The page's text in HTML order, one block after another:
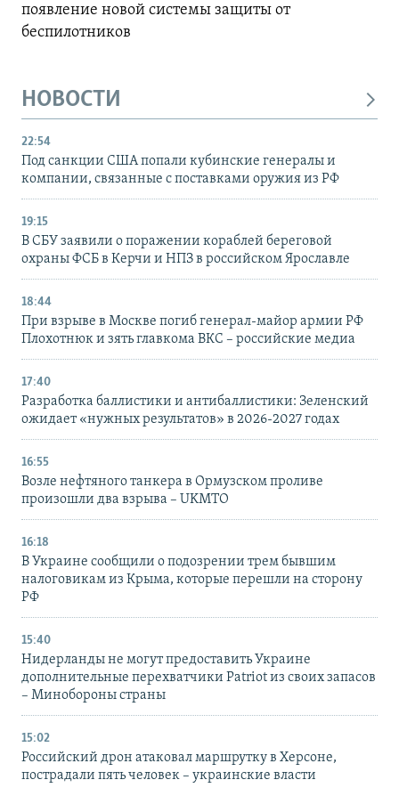
появление новой системы защиты от
беспилотников
НОВОСТИ
22:54
Под санкции США попали кубинские генералы и
компании, связанные с поставками оружия из РФ
19:15
В СБУ заявили о поражении кораблей береговой
охраны ФСБ в Керчи и НПЗ в российском Ярославле
18:44
При взрыве в Москве погиб генерал-майор армии РФ
Плохотнюк и зять главкома ВКС – российские медиа
17:40
Разработка баллистики и антибаллистики: Зеленский
ожидает «нужных результатов» в 2026-2027 годах
16:55
Возле нефтяного танкера в Ормузском проливе
произошли два взрыва – UKMTO
16:18
В Украине сообщили о подозрении трем бывшим
налоговикам из Крыма, которые перешли на сторону
РФ
15:40
Нидерланды не могут предоставить Украине
дополнительные перехватчики Patriot из своих запасов
– Минобороны страны
15:02
Российский дрон атаковал маршрутку в Херсоне,
пострадали пять человек – украинские власти